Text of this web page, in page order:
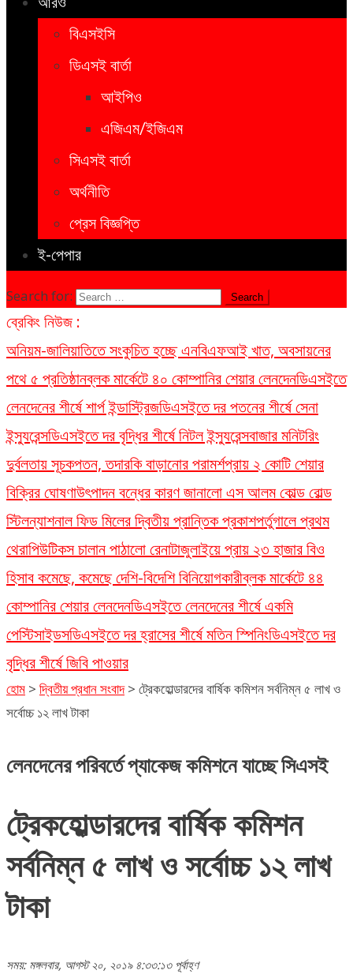
বিএসইসি
ডিএসই বার্তা
আইপিও
এজিএম/ইজিএম
সিএসই বার্তা
অর্থনীতি
প্রেস বিজ্ঞপ্তি
ই-পেপার
Search for:
ব্রেকিং নিউজ :
অনিয়ম-জালিয়াতিতে সংকুচিত হচ্ছে এনবিএফআই খাত, অবসায়নের
পথে ৫ প্রতিষ্ঠানব্লক মার্কেটে ৪০ কোম্পানির শেয়ার লেনদেনডিএসইতে
লেনদেনের শীর্ষে শার্প ইন্ডাস্ট্রিজডিএসইতে দর পতনের শীর্ষে সেনা
ইন্স্যুরেন্সডিএসইতে দর বৃদ্ধির শীর্ষে নিটল ইন্স্যুরেন্সবাজার মনিটরিং
দুর্বলতায় সূচকপতন, তদারকি বাড়ানোর পরামর্শপ্রায় ২ কোটি শেয়ার
বিক্রির ঘোষণাউৎপাদন বন্ধের কারণ জানালো এস আলম কোল্ড রোল্ড
স্টিলন্যাশনাল ফিড মিলের দ্বিতীয় প্রান্তিক প্রকাশপর্তুগালে প্রথম
থেরাপিউটিকস চালান পাঠালো রেনাটাজুলাইয়ে প্রায় ২৩ হাজার বিও
হিসাব কমেছে, কমেছে দেশি-বিদেশি বিনিয়োগকারীব্লক মার্কেটে ৪৪
কোম্পানির শেয়ার লেনদেনডিএসইতে লেনদেনের শীর্ষে একমি
পেস্টিসাইডসডিএসইতে দর হ্রাসের শীর্ষে মতিন স্পিনিংডিএসইতে দর
বৃদ্ধির শীর্ষে জিবি পাওয়ার
হোম > দ্বিতীয় প্রধান সংবাদ > ট্রেকহোল্ডারদের বার্ষিক কমিশন সর্বনিম্ন ৫ লাখ ও
সর্বোচ্চ ১২ লাখ টাকা
লেনদেনের পরিবর্তে প্যাকেজ কমিশনে যাচ্ছে সিএসই
ট্রেকহোল্ডারদের বার্ষিক কমিশন
সর্বনিম্ন ৫ লাখ ও সর্বোচ্চ ১২ লাখ
টাকা
সময়: মঙ্গলবার, আগস্ট ২০, ২০১৯ ৪:৩৩:১৩ পূর্বাহ্ণ